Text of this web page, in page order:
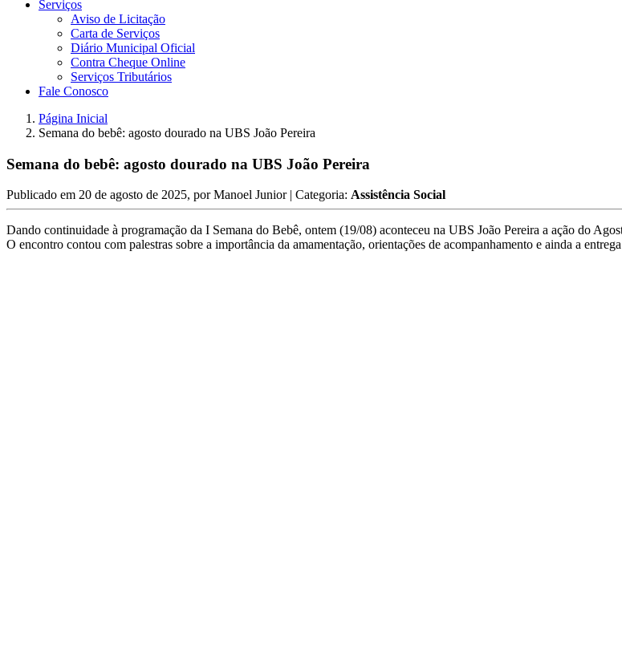
Serviços
Aviso de Licitação
Carta de Serviços
Diário Municipal Oficial
Contra Cheque Online
Serviços Tributários
Fale Conosco
Página Inicial
Semana do bebê: agosto dourado na UBS João Pereira
Semana do bebê: agosto dourado na UBS João Pereira
Publicado em 20 de agosto de 2025, porManoel Junior | Categoria: Assistência Social
Dando continuidade à programação da I Semana do Bebê, ontem (19/08) aconteceu na UBS João Pereira a ação do
O encontro contou com palestras sobre a importância da amamentação, orientações de acompanhamento e ainda a